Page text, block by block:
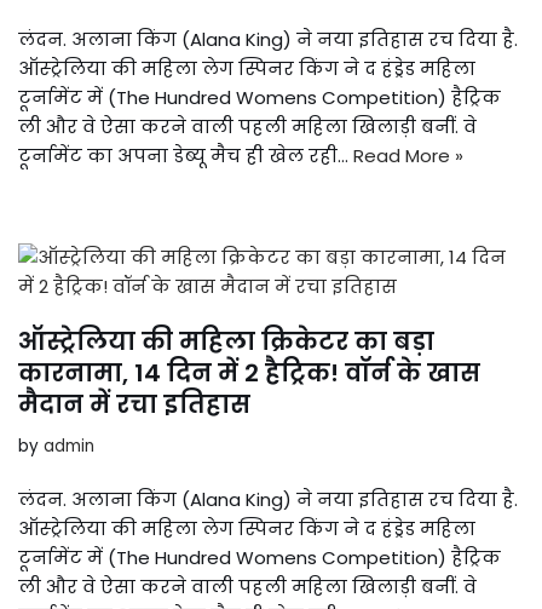
लंदन. अलाना किंग (Alana King) ने नया इतिहास रच दिया है.
ऑस्ट्रेलिया की महिला लेग स्पिनर किंग ने द हंड्रेड महिला
टूर्नामेंट में (The Hundred Womens Competition) हैट्रिक
ली और वे ऐसा करने वाली पहली महिला खिलाड़ी बनीं. वे
टूर्नामेंट का अपना डेब्यू मैच ही खेल रही… Read More »
ऑस्ट्रेलिया की महिला क्रिकेटर का बड़ा
कारनामा, 14 दिन में 2 हैट्रिक! वॉर्न के खास
मैदान में रचा इतिहास
by admin
लंदन. अलाना किंग (Alana King) ने नया इतिहास रच दिया है.
ऑस्ट्रेलिया की महिला लेग स्पिनर किंग ने द हंड्रेड महिला
टूर्नामेंट में (The Hundred Womens Competition) हैट्रिक
ली और वे ऐसा करने वाली पहली महिला खिलाड़ी बनीं. वे